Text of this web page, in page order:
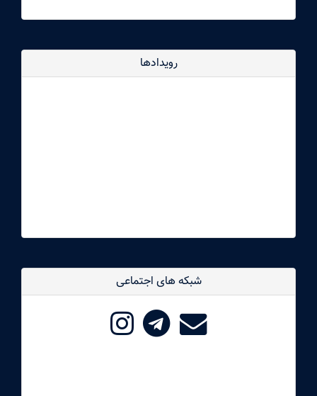
رویدادها
شبکه های اجتماعی